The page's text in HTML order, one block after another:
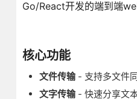
Go/React开发的端到端
核心功能
文件传输- 支持多文件
文字传输- 快速分享文